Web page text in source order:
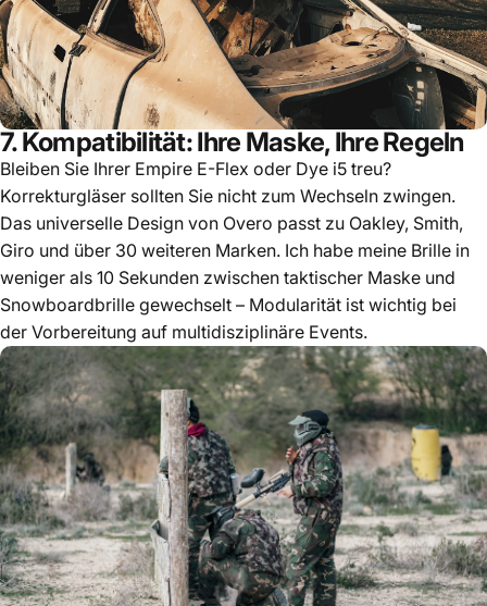
7. Kompatibilität: Ihre Maske, Ihre Regeln
Bleiben Sie Ihrer Empire E-Flex oder Dye i5 treu?
Korrekturgläser sollten Sie nicht zum Wechseln zwingen.
Das universelle Design von Overo passt zu Oakley, Smith,
Giro und über 30 weiteren Marken. Ich habe meine Brille in
weniger als 10 Sekunden zwischen taktischer Maske und
Snowboardbrille gewechselt – Modularität ist wichtig bei
der Vorbereitung auf multidisziplinäre Events.